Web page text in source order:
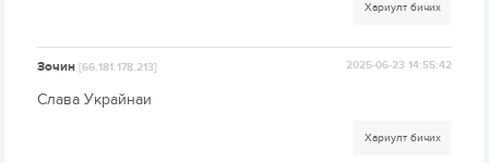
Хариулт бичих
Зочин[66.181.178.213] 2025-06-23 14:55:42
Слава Украйнаи
Хариулт бичих